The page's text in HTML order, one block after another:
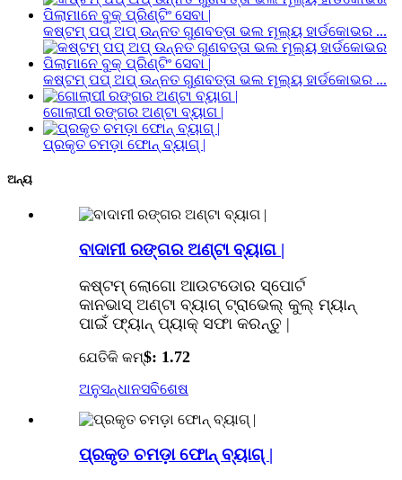
କଷ୍ଟମ୍ ପପ୍ ଅପ୍ ଉନ୍ନତ ଗୁଣବତ୍ତା ଭଲ ମୂଲ୍ୟ ହାର୍ଡକୋଭର ...
କଷ୍ଟମ୍ ପପ୍ ଅପ୍ ଉନ୍ନତ ଗୁଣବତ୍ତା ଭଲ ମୂଲ୍ୟ ହାର୍ଡକୋଭର ...
ଗୋଲାପୀ ରଙ୍ଗର ଅଣ୍ଟା ବ୍ୟାଗ |
ପ୍ରକୃତ ଚମଡ଼ା ଫୋନ୍ ବ୍ୟାଗ୍ |
ଅନ୍ୟ
ବାଦାମୀ ରଙ୍ଗର ଅଣ୍ଟା ବ୍ୟାଗ |
କଷ୍ଟମ୍ ଲୋଗୋ ଆଉଟଡୋର ​​ସ୍ପୋର୍ଟ
କାନଭାସ୍ ଅଣ୍ଟା ବ୍ୟାଗ୍ ଟ୍ରାଭେଲ୍ କୁଲ୍ ମ୍ୟାନ୍
ପାଇଁ ଫ୍ୟାନ୍ ପ୍ୟାକ୍ ସଫା କରନ୍ତୁ |
ଯେତିକି କମ୍$: 1.72
ଅନୁସନ୍ଧାନସବିଶେଷ
ପ୍ରକୃତ ଚମଡ଼ା ଫୋନ୍ ବ୍ୟାଗ୍ |